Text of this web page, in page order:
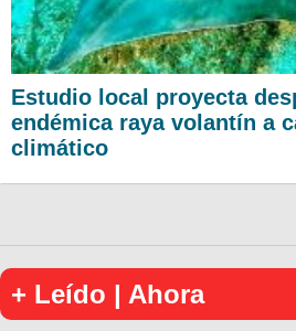
Estudio local proyecta
endémica raya volantín a
climático
+ Leído | Ahora